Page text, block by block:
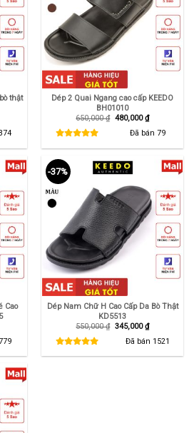
thật
Dép 2 Quai Ngang cao cấp KEEDO
BH01010
650,000₫ Giá
480,000₫Giá
hiện
tại
Đã bán 79
Cao
₫.
-37%
Dép Nam Chữ H Cao Cấp Da Bò Thật
KD5513
550,000₫ Giá
550,000 ₫.
345,000₫Giá
hiện
tại
là:
345,000 ₫.
Đã bán 1521